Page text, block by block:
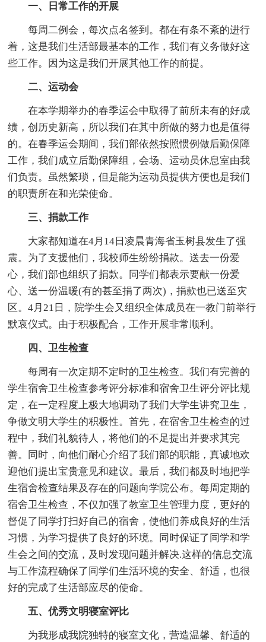
一、日常工作的开展
每周二例会，每次点名签到。都在有条不紊的进行
着，这是我们生活部最基本的工作，我们有义务做好这
些工作。因为这是我们开展其他工作的前提。
二、运动会
在本学期举办的春季运会中取得了前所未有的好成
绩，创历史新高，所以我们在其中所做的努力也是值得
的。在春季运会期间，我们部依然按照惯例做后勤保障
工作，我们成立后勤保障组，会场、运动员休息室由我
们负责。虽然繁琐，但是能为运动员提供方便也是我们
的职责所在和光荣使命。
三、捐款工作
大家都知道在4月14日凌晨青海省玉树县发生了强
震。为了支援他们，我校师生纷纷捐款。送去一份爱
心，我们部也组织了捐款。同学们都表示要献一份爱
心、送一份温暖(有的甚至捐了两次)，捐款也已送至灾
区。4月21日，院学生会又组织全体成员在一教门前举行
默哀仪式。由于积极配合，工作开展非常顺利。
四、卫生检查
每周有一次定期不定时的卫生检查。我们有完善的
学生宿舍卫生检查参考评分标准和宿舍卫生评分评比规
定，在一定程度上极大地调动了我们大学生讲究卫生，
争做文明大学生的积极性。首先，在宿舍卫生检查的过
程中，我们礼貌待人，将他们的不足提出并要求其完
善。同时，向他们耐心介绍了我们部的职能，真诚地欢
迎他们提出宝贵意见和建议。最后，我们都及时地把学
生宿舍检查结果及存在的问题向学院公布。每周定期的
宿舍卫生检查，不仅加强了教室卫生管理力度，更好的
督促了同学打扫好自己的宿舍，使他们养成良好的生活
习惯，为学习提供了良好的环境。同时保证了同学和学
生会之间的交流，及时发现问题并解决.这样的信息交流
与工作流程确保了同学们生活环境的安全、舒适，也很
好的完成了生活部应尽的使命。
五、优秀文明寝室评比
为我形成我院独特的寝室文化，营造温馨、舒适的